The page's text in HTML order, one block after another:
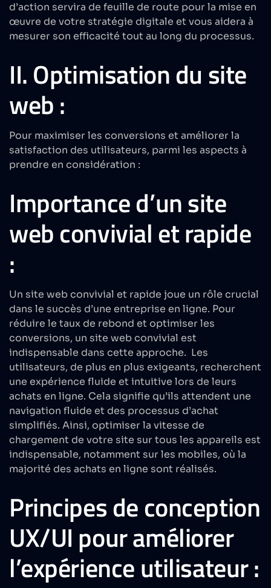
d’action servira de feuille de route pour la mise en
œuvre de votre stratégie digitale et vous aidera à
mesurer son efficacité tout au long du processus.
II. Optimisation du site
web :
Pour maximiser les conversions et améliorer la
satisfaction des utilisateurs, parmi les aspects à
prendre en considération :
Importance d’un site
web convivial et rapide
:
Un site web convivial et rapide joue un rôle crucial
dans le succès d’une entreprise en ligne. Pour
réduire le taux de rebond et optimiser les
conversions, un site web convivial est
indispensable dans cette approche. Les
utilisateurs, de plus en plus exigeants, recherchent
une expérience fluide et intuitive lors de leurs
achats en ligne. Cela signifie qu’ils attendent une
navigation fluide et des processus d’achat
simplifiés. Ainsi, optimiser la vitesse de
chargement de votre site sur tous les appareils est
indispensable, notamment sur les mobiles, où la
majorité des achats en ligne sont réalisés.
Principes de conception
UX/UI pour améliorer
l’expérience utilisateur :